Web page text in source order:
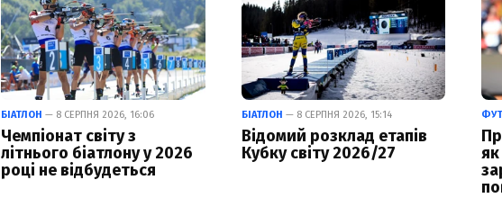
БІАТЛОН — 8 СЕРПНЯ 2026, 16:06
Чемпіонат світу з
літнього біатлону у 2026
році не відбудеться
БІАТЛОН — 8 СЕРПНЯ 2026, 15:14
Відомий розклад етапів
Кубку світу 2026/27